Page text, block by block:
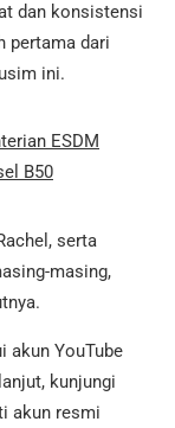
dan konsistensi
pertama dari
ini.
ESDM
B50
serta
masing,
akun YouTube
kunjungi
akun resmi